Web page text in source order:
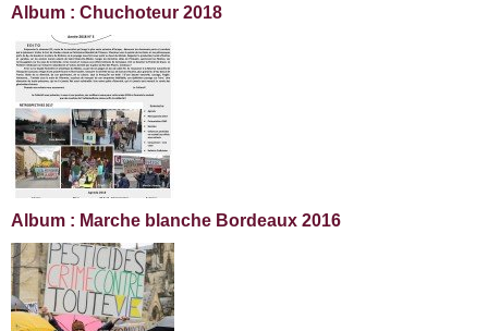
Album : Chuchoteur 2018
Album : Marche blanche Bordeaux 2016